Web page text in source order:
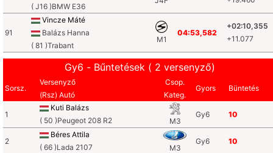
( J16 )BMW E36
91
Vincze Máté
Balázs Hanna
( 81 )Trabant
M1
04:53,582
+02:10,355
+11.077
Gy6 - Bűntetések ( 2 versenyző)
Sorsz.
Versenyző
(Rsz) Autó
Csop.
Kateg.
Gyors Büntetés
1
Kuti Balázs
( 50 )Peugeot 208 R2
M3
Gy6 10
2
Béres Attila
( 66 )Lada 2107
M3
Gy6 10